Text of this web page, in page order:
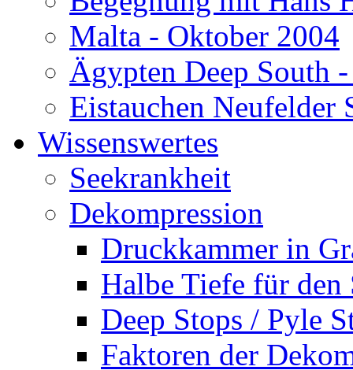
Malta - Oktober 2004
Ägypten Deep South
Eistauchen Neufelder
Wissenswertes
Seekrankheit
Dekompression
Druckkammer in
Halbe Tiefe für den
Deep Stops / Pyle
Faktoren der